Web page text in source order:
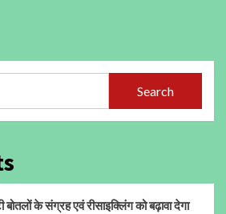
Search
बोतलों के संग्रह एवं रीसाइक्लिंग को बढ़ावा देगा